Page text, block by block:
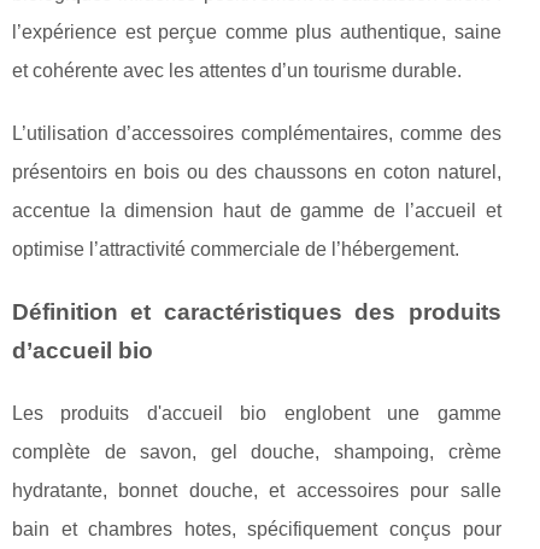
l’expérience est perçue comme plus authentique, saine
et cohérente avec les attentes d’un tourisme durable.
L’utilisation d’accessoires complémentaires, comme des
présentoirs en bois ou des chaussons en coton naturel,
accentue la dimension haut de gamme de l’accueil et
optimise l’attractivité commerciale de l’hébergement.
Définition et caractéristiques des produits
d’accueil bio
Les produits d'accueil bio englobent une gamme
complète de savon, gel douche, shampoing, crème
hydratante, bonnet douche, et accessoires pour salle
bain et chambres hotes, spécifiquement conçus pour